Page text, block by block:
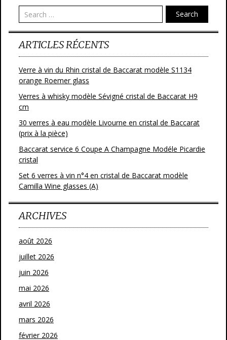
Search
ARTICLES RÉCENTS
Verre à vin du Rhin cristal de Baccarat modèle S1134
orange Roemer glass
Verres à whisky modèle Sévigné cristal de Baccarat H9
cm
30 verres à eau modèle Livourne en cristal de Baccarat
(prix à la pièce)
Baccarat service 6 Coupe A Champagne Modéle Picardie
cristal
Set 6 verres à vin n°4 en cristal de Baccarat modèle
Camilla Wine glasses (A)
ARCHIVES
août 2026
juillet 2026
juin 2026
mai 2026
avril 2026
mars 2026
février 2026